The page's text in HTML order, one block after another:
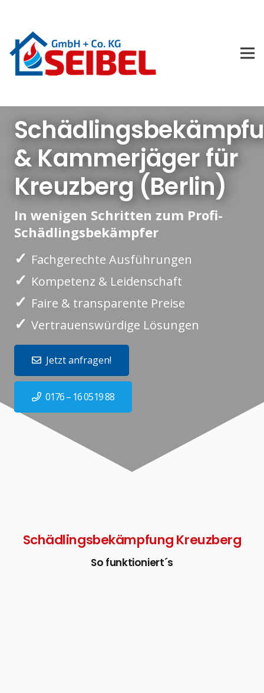
& Kammerjäger für
Kreuzberg (Berlin)
In wenigen Schritten zum Profi-
Schädlingsbekämpfer
✓ Fachgerechte Ausführungen
✓ Kompetenz & Leidenschaft
✓ Faire & transparente Preise
✓ Vertrauenswürdige Lösungen
Jetzt anfragen!
0176 – 16 0519 88
Schädlingsbekämpfung Kreuzberg
So funktioniert´s